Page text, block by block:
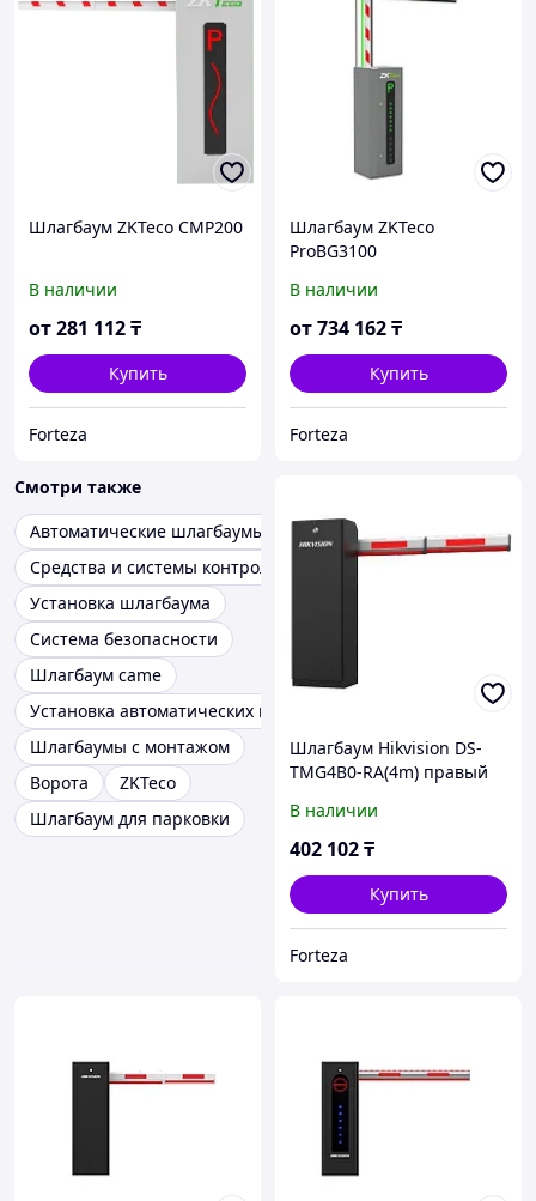
Шлагбаум ZKTeco CMP200
В наличии
от281 112₸
Купить
Forteza
Шлагбаум ZKTeco
ProBG3100
В наличии
от734 162₸
Купить
Forteza
Смотри также
Автоматические шлагбаумы
Средства и системы контроля и управления доступом
Установка шлагбаума
Система безопасности
Шлагбаум came
Установка автоматических шлагбаумов
Шлагбаумы с монтажом
Ворота
ZKTeco
Шлагбаум для парковки
Шлагбаум Hikvision DS-
TMG4B0-RA(4m) правый
В наличии
402 102₸
Купить
Forteza